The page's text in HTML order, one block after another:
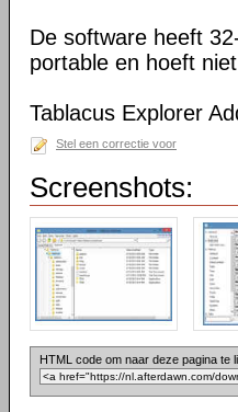
De software heeft
portable en hoeft
Tablacus Explorer
Stel een correctie voor
Screenshots:
HTML code om naar deze pagina te